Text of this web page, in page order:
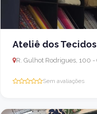
Ateliê dos Tecidos
Sem avaliações